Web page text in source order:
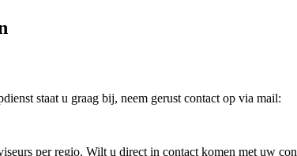
staat u graag bij, neem gerust contact op via mail:
per regio. Wilt u direct in contact komen met uw